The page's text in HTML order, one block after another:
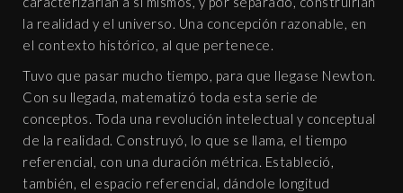
la realidad y el universo. Una concepción razonable, en
el contexto histórico, al que pertenece.
Tuvo que pasar mucho tiempo, para que llegase Newton.
Con su llegada, matematizó toda esta serie de
conceptos. Toda una revolución intelectual y conceptual
de la realidad. Construyó, lo que se llama, el tiempo
referencial, con una duración métrica. Estableció,
también, el espacio referencial, dándole longitud